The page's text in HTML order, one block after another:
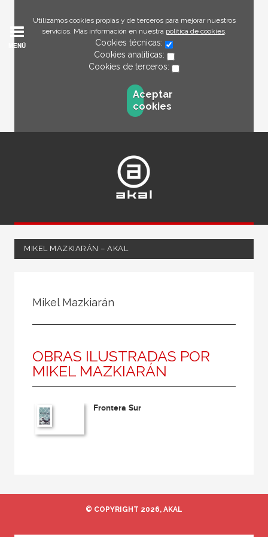
Utilizamos cookies propias y de terceros para mejorar nuestros
servicios. Más información en nuestra política de cookies.
Cookies técnicas:
Cookies analíticas:
Cookies de terceros:
Aceptar
cookies
MENÚ
MIKEL MAZKIARÁN – AKAL
Coordinador
Editor
Escritor
Escritora
Traductor
Mikel Mazkiarán
OBRAS ILUSTRADAS POR
MIKEL MAZKIARÁN
Frontera Sur
© COPYRIGHT 2026, AKAL